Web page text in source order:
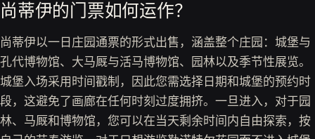
尚蒂伊的门票如何运作？
尚蒂伊以一日庄园通票的形式出售，涵盖整个庄园：城堡与
孔代博物馆、大马厩与活马博物馆、园林以及季节性展览。
城堡入场采用时间戳制，因此您需选择日期和城堡的预约时
段，这避免了画廊在任何时刻过度拥挤。一旦进入，对于园
林、马厩和博物馆，您可以在当天剩余时间内自由探索，按